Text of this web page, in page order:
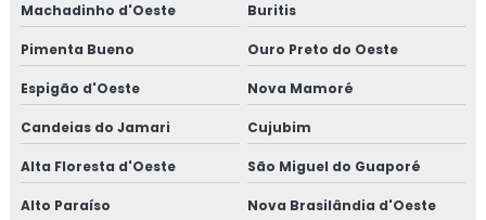
Machadinho d'Oeste Buritis
Pimenta Bueno Ouro Preto do Oeste
Espigão d'Oeste Nova Mamoré
Candeias do Jamari Cujubim
Alta Floresta d'Oeste São Miguel do Guaporé
Alto Paraíso
Nova Brasilândia d'Oeste